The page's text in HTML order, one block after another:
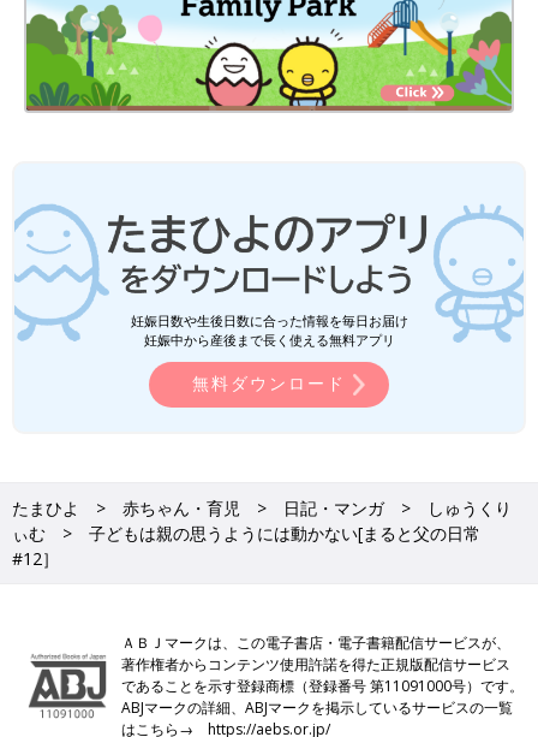
妊娠日数や生後日数に合った情報を毎日お届け
妊娠中から産後まで長く使える無料アプリ
無料ダウンロード
たまひよ 赤ちゃん・育児 日記・マンガ
しゅうくり
ぃむ
子どもは親の思うようには動かない[まると父の日常
#12］
ＡＢＪマークは、この電子書店・電子書籍配信サービスが、
著作権者からコンテンツ使用許諾を得た正規版配信サービス
であることを示す登録商標（登録番号 第11091000号）です。
ABJマークの詳細、ABJマークを掲示しているサービスの一覧
はこちら→https://aebs.or.jp/